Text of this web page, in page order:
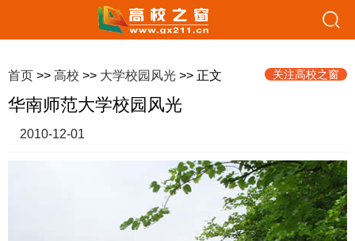
首页 >> 高校 >> 大学校园风光 >> 正文 关注高校之窗
华南师范大学校园风光
2010-12-01